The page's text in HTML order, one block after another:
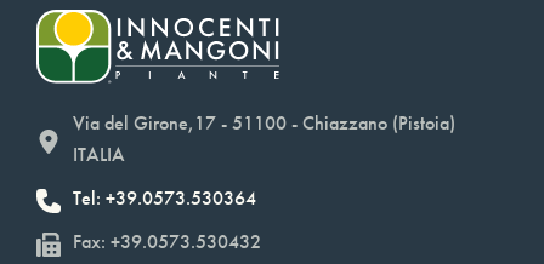
Via del Girone,17 - 51100 - Chiazzano (Pistoia)
ITALIA
Tel: +39.0573.530364
Fax: +39.0573.530432